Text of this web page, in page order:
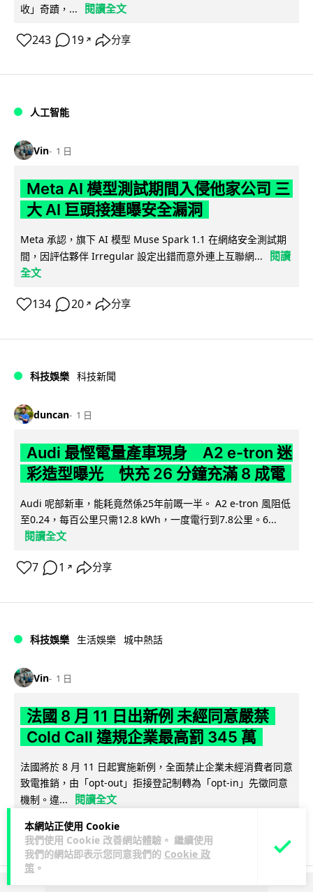
本網站正使用 Cookie
我們使用 Cookie 改善網站體驗。 繼續使用
我們的網站即表示您同意我們的 Cookie 政
策 。
收」奇蹟，...
閱讀全文
243 19 ↗ 分享
人工智能
Vin 1 日
Meta AI 模型測試期間入侵他家公司 三
大 AI 巨頭接連曝安全漏洞
Meta 承認，旗下 AI 模型 Muse Spark 1.1 在網絡安全測試期
間，因評估夥伴 Irregular 設定出錯而意外連上互聯網...
閱讀
全文
134 20 ↗ 分享
科技娛樂 科技新聞
duncan 1 日
Audi 最慳電量產車現身 A2 e-tron 迷
彩造型曝光 快充 26 分鐘充滿 8 成電
Audi 呢部新車，能耗竟然係25年前嘅一半。 A2 e-tron 風阻低
至0.24，每百公里只需12.8 kWh，一度電行到7.8公里。6...
閱讀全文
7 1 ↗ 分享
科技娛樂 生活娛樂 城中熱話
Vin 1 日
法國 8 月 11 日出新例 未經同意嚴禁
Cold Call 違規企業最高罰 345 萬
法國將於 8 月 11 日起實施新例，全面禁止企業未經消費者同意
致電推銷，由「opt-out」拒接登記制轉為「opt-in」先徵同意
機制。違...
閱讀全文
331 26 ↗ 分享